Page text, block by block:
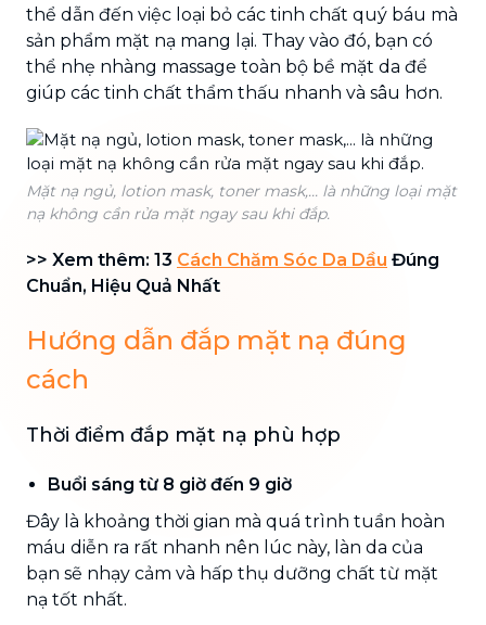
thể dẫn đến việc loại bỏ các tinh chất quý báu mà
sản phẩm mặt nạ mang lại. Thay vào đó, bạn có
thể nhẹ nhàng massage toàn bộ bề mặt da để
giúp các tinh chất thẩm thấu nhanh và sâu hơn.
Mặt nạ ngủ, lotion mask, toner mask,... là những loại mặt
nạ không cần rửa mặt ngay sau khi đắp.
>> Xem thêm: 13 Cách Chăm Sóc Da Dầu Đúng
Chuẩn, Hiệu Quả Nhất
Hướng dẫn đắp mặt nạ đúng
cách
Thời điểm đắp mặt nạ phù hợp
Buổi sáng từ 8 giờ đến 9 giờ
Đây là khoảng thời gian mà quá trình tuần hoàn
máu diễn ra rất nhanh nên lúc này, làn da của
bạn sẽ nhạy cảm và hấp thụ dưỡng chất từ mặt
nạ tốt nhất.